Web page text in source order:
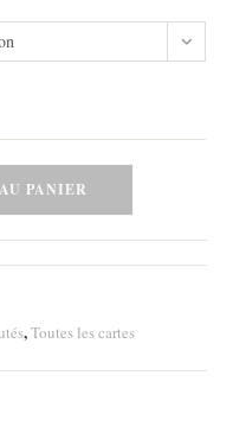
PANIER
,Toutes les cartes